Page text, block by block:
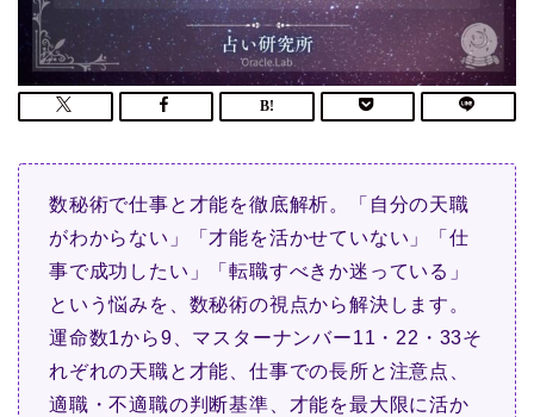
数秘術で仕事と才能を徹底解析。「自分の天職
がわからない」「才能を活かせていない」「仕
事で成功したい」「転職すべきか迷っている」
という悩みを、数秘術の視点から解決します。
運命数1から9、マスターナンバー11・22・33そ
れぞれの天職と才能、仕事での長所と注意点、
適職・不適職の判断基準、才能を最大限に活か